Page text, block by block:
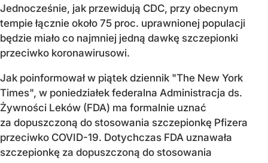
Jednocześnie, jak przewidują CDC, przy obecnym
tempie łącznie około 75 proc. uprawnionej populacji
będzie miało co najmniej jedną dawkę szczepionki
przeciwko koronawirusowi.
Jak poinformował w piątek dziennik "The New York
Times", w poniedziałek federalna Administracja ds.
Żywności Leków (FDA) ma formalnie uznać
za dopuszczoną do stosowania szczepionkę Pfizera
przeciwko COVID-19. Dotychczas FDA uznawała
szczepionkę za dopuszczoną do stosowania